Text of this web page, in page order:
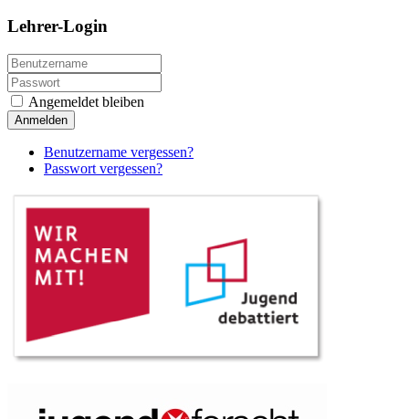
Lehrer-Login
Angemeldet bleiben
Anmelden
Benutzername vergessen?
Passwort vergessen?